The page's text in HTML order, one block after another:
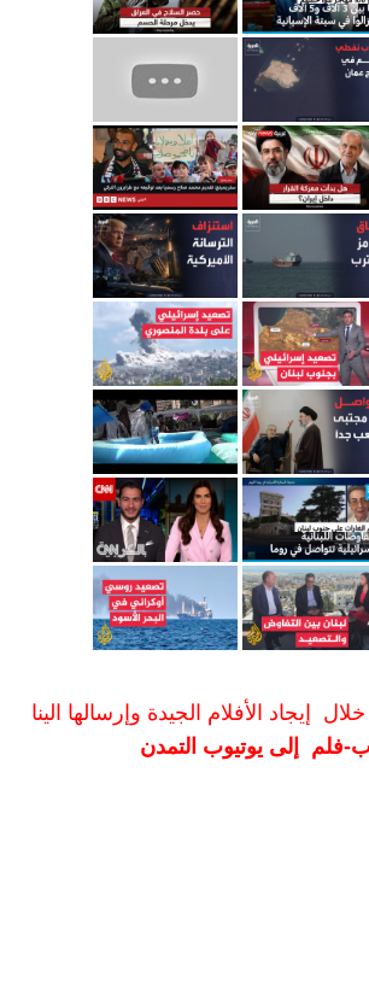
إيجاد الأفلام الجيدة وإرسالها الينا
فلم إلى يوتيوب التمدن